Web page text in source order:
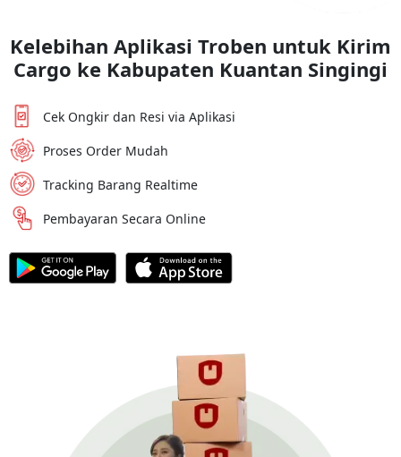
Kelebihan Aplikasi Troben untuk Kirim
Cargo ke Kabupaten Kuantan Singingi
Cek Ongkir dan Resi via Aplikasi
Proses Order Mudah
Tracking Barang Realtime
Pembayaran Secara Online